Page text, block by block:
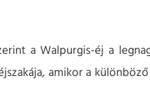
a Walpurgis-éj a
amikor a